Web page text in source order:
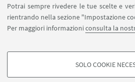
Potrai sempre rivedere le tue scelte e
rientrando nella sezione "Impostazione
Per maggiori informazioniconsulta la
COOKIE DI PROFILAZIONE -
SOLO COOKIE